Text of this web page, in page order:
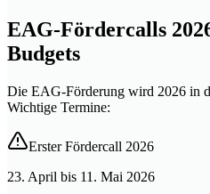
EAG-Fördercalls
Budgets
Die EAG-Förderung wird 2026 in
Wichtige Termine:
Erster Fördercall 2026
23. April bis 11. Mai 2026